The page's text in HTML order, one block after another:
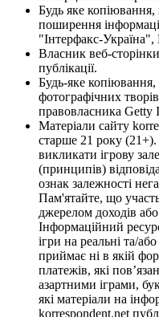
Будь яке копіювання,
поширення
"Інтерфакс-Україна",
Власник веб-
публікації.
Будь-яке копіювання,
фотографічних
правовласника Getty
Матеріали сайту
старше 21 року (21+).
викликати ігрову
(принципів)
ознак залежності
Пам'ятайте, що
джерелом доходів
Інформаційний
ігри на реальні та/
приймає ні в якій
платежів, які
азартними іграми,
які матеріали на
korrespondent.net